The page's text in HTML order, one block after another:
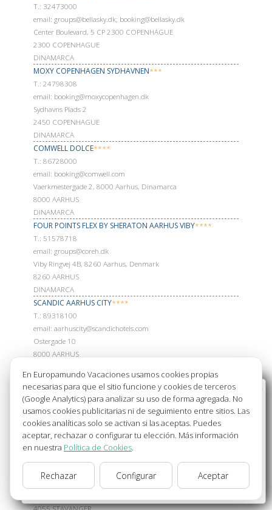
Т.: 32473000
email: groups@bellasky.dk; booking@bellasky.dk
Center Boulevard, 5 CP 2300 COPENHAGUE
2300 COPENHAGUE
DINAMARCA
MOXY COPENHAGEN SYDHAVNEN***
Т.: 24798308
email: booking@moxycopenhagen.dk
Sydhavns Plads 2
2450 COPENHAGUE
DINAMARCA
COMWELL DOLCE****
Т.: 86728000
email: booking@comwell.com
Vaerkmestergade 2, 8000 Aarhus, Dinamarca
8000 AARHUS
DINAMARCA
FOUR POINTS FLEX BY SHERATON AARHUS VIBY****
Т.: 51578718
email: groups@coreh.dk
Viby Ringvej 4B, 8260 Aarhus, Denmark
8260 AARHUS
DINAMARCA
SCANDIC AARHUS CITY****
Т.: 89318100
email: aarhuscity@scandichotels.com
Ostergade 10
8000 AARHUS
CLARION ENERGY****
Т.: 51347800
email: cl.energy@choice.no; booking.energy@choice.no
Ishockeyveien 2
4021 STAVANGER
NORUEGA
Т.: 51942004
Bienvenido a Europamundo Vacaciones, está usted
en el sitio internacional de:
Wellcome to Europamundo Vacations, your in the
international site of:
España
cambiar/change
En Europamundo Vacaciones usamos cookies propias
necesarias para que el sitio funcione y cookies de terceros
(Google Analytics) para analizar su uso de forma agregada. No
usamos cookies publicitarias ni de seguimiento entre sitios. Las
cookies analíticas solo se activan si las aceptas. Puedes
aceptar, rechazar o configurar tu elección. Más información
en nuestra Política de Cookies.
Rechazar Configurar Aceptar